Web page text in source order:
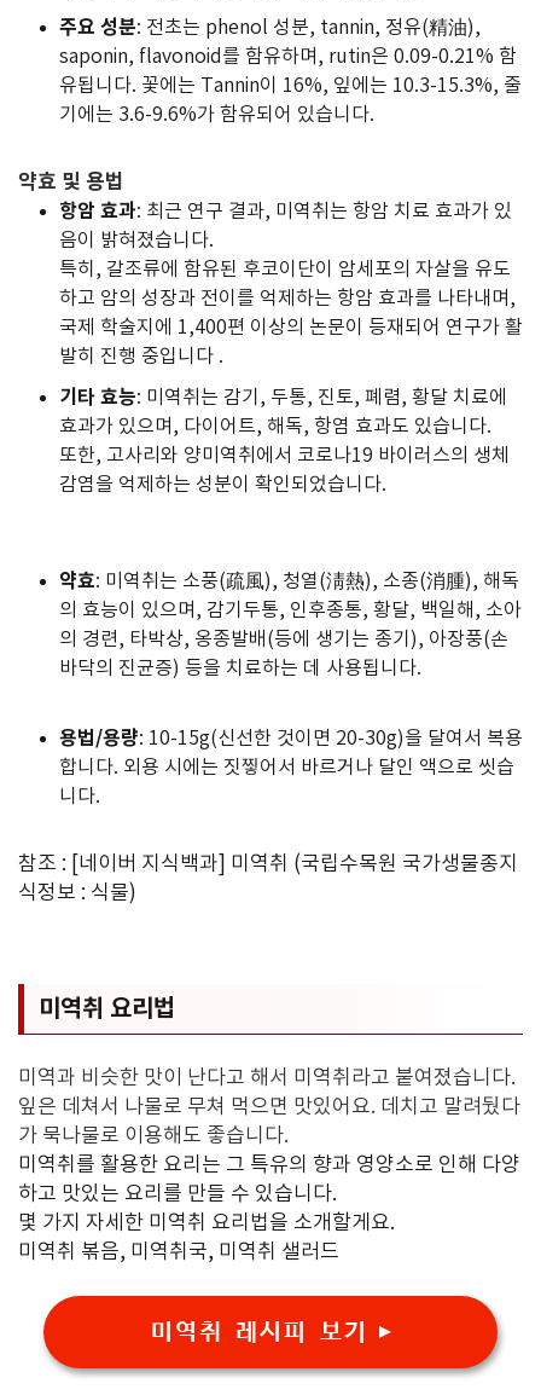
주요 성분: 전초는 phenol 성분, tannin, 정유(精油),
saponin, flavonoid를 함유하며, rutin은 0.09-0.21% 함
유됩니다. 꽃에는 Tannin이 16%, 잎에는 10.3-15.3%, 줄
기에는 3.6-9.6%가 함유되어 있습니다.
약효 및 용법
항암 효과: 최근 연구 결과, 미역취는 항암 치료 효과가 있
음이 밝혀졌습니다.
특히, 갈조류에 함유된 후코이단이 암세포의 자살을 유도
하고 암의 성장과 전이를 억제하는 항암 효과를 나타내며,
국제 학술지에 1,400편 이상의 논문이 등재되어 연구가 활
발히 진행 중입니다 .
기타 효능: 미역취는 감기, 두통, 진토, 폐렴, 황달 치료에
효과가 있으며, 다이어트, 해독, 항염 효과도 있습니다.
또한, 고사리와 양미역취에서 코로나19 바이러스의 생체
감염을 억제하는 성분이 확인되었습니다.
약효: 미역취는 소풍(疏風), 청열(淸熱), 소종(消腫), 해독
의 효능이 있으며, 감기두통, 인후종통, 황달, 백일해, 소아
의 경련, 타박상, 옹종발배(등에 생기는 종기), 아장풍(손
바닥의 진균증) 등을 치료하는 데 사용됩니다.
용법/용량: 10-15g(신선한 것이면 20-30g)을 달여서 복용
합니다. 외용 시에는 짓찧어서 바르거나 달인 액으로 씻습
니다.
참조 : [네이버 지식백과] 미역취 (국립수목원 국가생물종지
식정보 : 식물)
미역취 요리법
미역과 비슷한 맛이 난다고 해서 미역취라고 붙여졌습니다.
잎은 데쳐서 나물로 무쳐 먹으면 맛있어요. 데치고 말려뒀다
가 묵나물로 이용해도 좋습니다.
미역취를 활용한 요리는 그 특유의 향과 영양소로 인해 다양
하고 맛있는 요리를 만들 수 있습니다.
몇 가지 자세한 미역취 요리법을 소개할게요.
미역취 볶음, 미역취국, 미역취 샐러드
미역취 레시피 보기 ▶